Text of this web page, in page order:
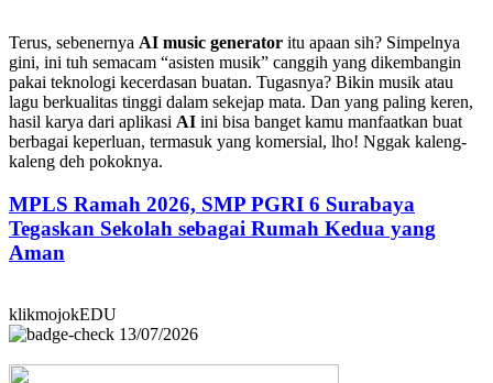
Terus, sebenernya AI music generator itu apaan sih? Simpelnya
gini, ini tuh semacam “asisten musik” canggih yang dikembangin
pakai teknologi kecerdasan buatan. Tugasnya? Bikin musik atau
lagu berkualitas tinggi dalam sekejap mata. Dan yang paling keren,
hasil karya dari aplikasi AI ini bisa banget kamu manfaatkan buat
berbagai keperluan, termasuk yang komersial, lho! Nggak kaleng-
kaleng deh pokoknya.
MPLS Ramah 2026, SMP PGRI 6 Surabaya
Tegaskan Sekolah sebagai Rumah Kedua yang
Aman
klikmojokEDU
13/07/2026